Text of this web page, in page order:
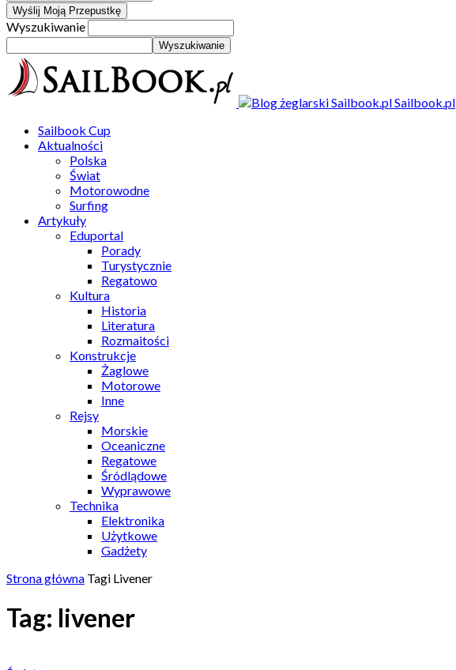
Wyszukiwanie
Sailbook.pl
Sailbook Cup
Aktualności
Polska
Świat
Motorowodne
Surfing
Artykuły
Eduportal
Porady
Turystycznie
Regatowo
Kultura
Historia
Literatura
Rozmaitości
Konstrukcje
Żaglowe
Motorowe
Inne
Rejsy
Morskie
Oceaniczne
Regatowe
Śródlądowe
Wyprawowe
Technika
Elektronika
Użytkowe
Gadżety
Strona główna Tagi Livener
Tag: livener